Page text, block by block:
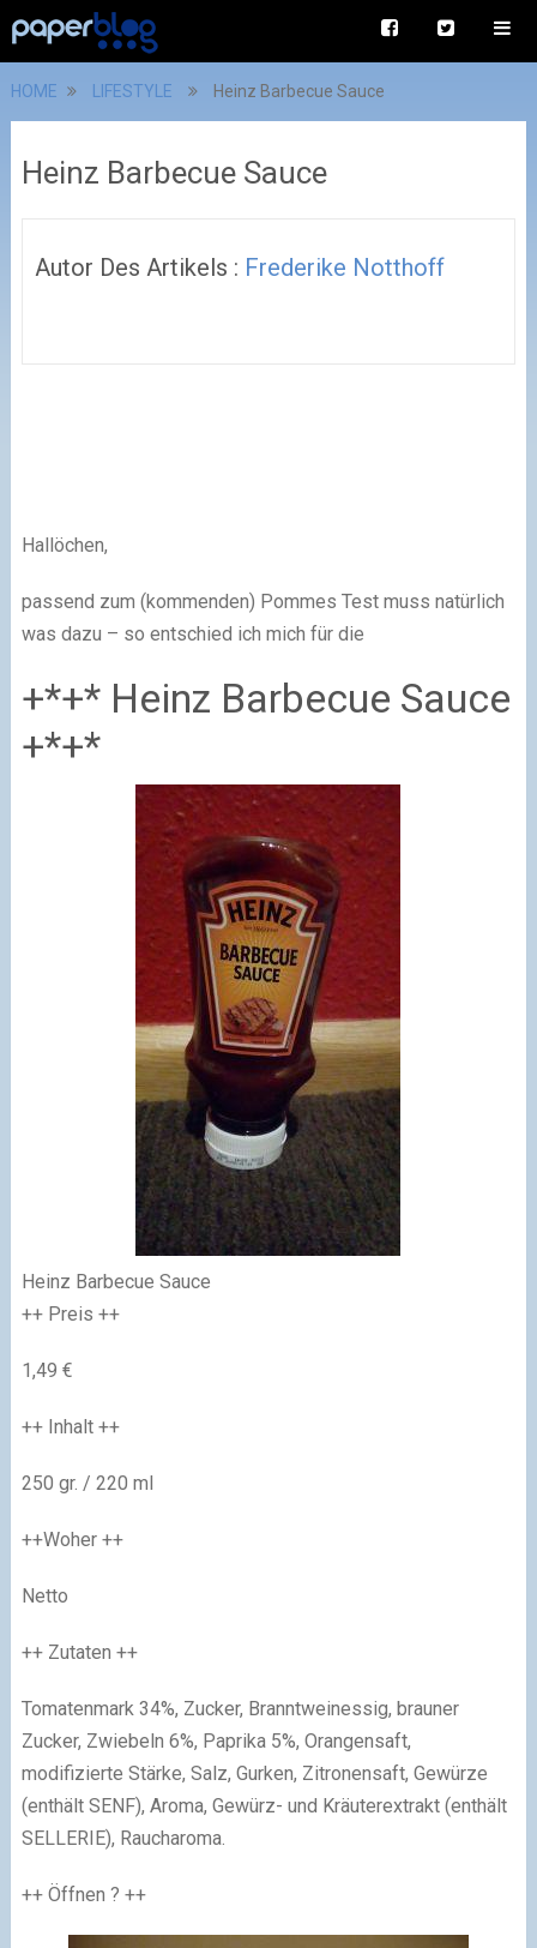
HOME LIFESTYLE Heinz Barbecue Sauce
Heinz Barbecue Sauce
Autor Des Artikels : Frederike Notthoff
Hallöchen,
passend zum (kommenden) Pommes Test muss natürlich
was dazu – so entschied ich mich für die
+*+* Heinz Barbecue Sauce
+*+*
Heinz Barbecue Sauce
++ Preis ++
1,49 €
++ Inhalt ++
250 gr. / 220 ml
++Woher ++
Netto
++ Zutaten ++
Tomatenmark 34%, Zucker, Branntweinessig, brauner
Zucker, Zwiebeln 6%, Paprika 5%, Orangensaft,
modifizierte Stärke, Salz, Gurken, Zitronensaft, Gewürze
(enthält SENF), Aroma, Gewürz- und Kräuterextrakt (enthält
SELLERIE), Raucharoma.
++ Öffnen ? ++